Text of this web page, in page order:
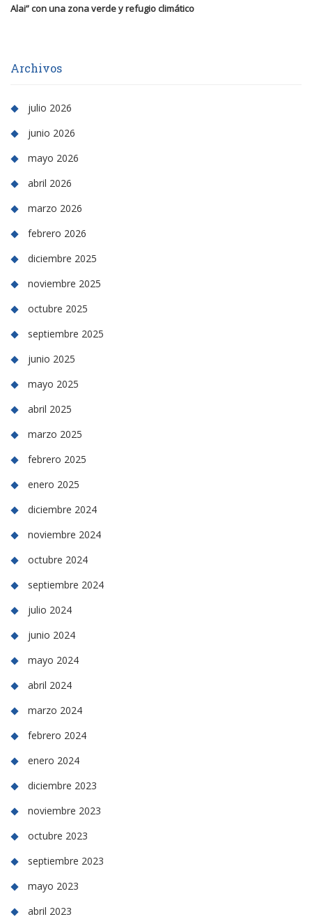
Alai” con una zona verde y refugio climático
Archivos
julio 2026
junio 2026
mayo 2026
abril 2026
marzo 2026
febrero 2026
diciembre 2025
noviembre 2025
octubre 2025
septiembre 2025
junio 2025
mayo 2025
abril 2025
marzo 2025
febrero 2025
enero 2025
diciembre 2024
noviembre 2024
octubre 2024
septiembre 2024
julio 2024
junio 2024
mayo 2024
abril 2024
marzo 2024
febrero 2024
enero 2024
diciembre 2023
noviembre 2023
octubre 2023
septiembre 2023
mayo 2023
abril 2023